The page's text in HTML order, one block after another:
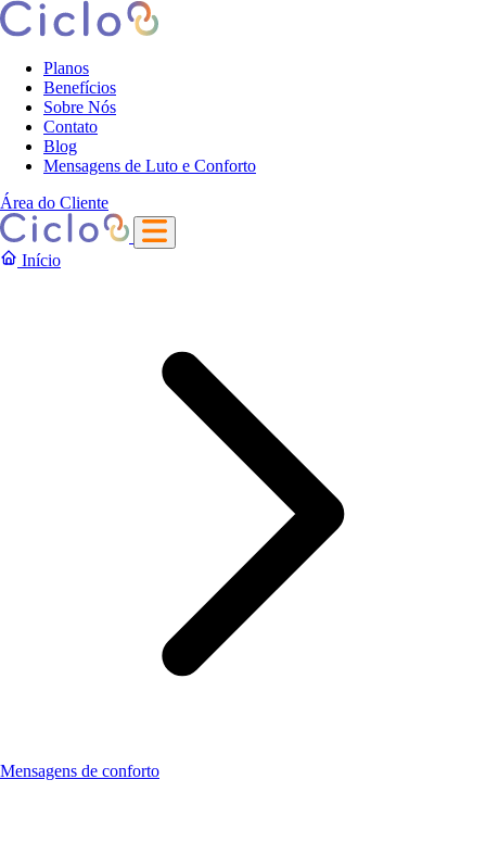
Planos
Benefícios
Sobre Nós
Contato
Blog
Mensagens de Luto e Conforto
Área do Cliente
Início
Mensagens de conforto